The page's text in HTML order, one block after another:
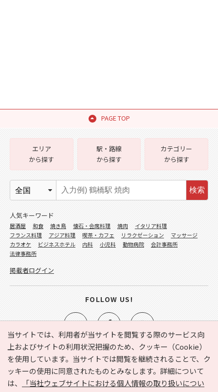
PAGE TOP
当サイトでは、利用者が当サイトを閲覧する際のサービス向
上およびサイトの利用状況把握のため、クッキー（Cookie）
を使用しています。当サイトでは閲覧を継続されることで、ク
ッキーの使用に同意されたものとみなします。詳細について
は、
「当社ウェブサイトにおける個人情報の取り扱いについ
e-NAVITA（イーナビタ）とは？ お気に入り
ヘルプ
利用規約
個人情報の取り扱いについて
運営会社
サイトマップ
広告掲載に関するお問い合わせ
エリア
から探す
駅・路線
から探す
カテゴリー
から探す
検索
人気キーワード
居酒屋 和食 焼き鳥 懐石・会席料理 焼肉
イタリア料理
フランス料理
アジア料理 喫茶・カフェ リラクゼーション
マッサージ
カラオケ
ビジネスホテル 内科 小児科 動物病院
会計事務所
法律事務所
掲載者ログイン
FOLLOW US!